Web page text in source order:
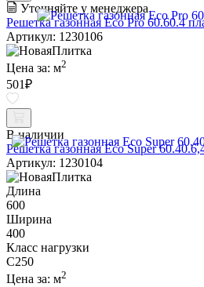
Уточняйте у менеджера
Решетка газонная Eco Pro 60.60.4
Артикул: 1230106
Цена за: м2
501₽
В наличии
Решетка газонная Eco Super
Артикул: 1230104
Длина
600
Ширина
400
Класс нагрузки
C250
Цена за: м2